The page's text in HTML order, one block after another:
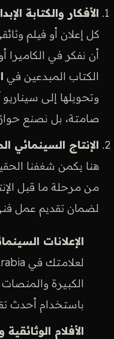
الأفكار والكتابة
كل إعلان أو فيلم
أن نفكر في الكاميرا
الكتاب المبدعين في
وتحويلها إلى
صامتة، بل نصنع
الإنتاج السينمائي
هنا يكمن شغفنا
من مرحلة ما قبل
لضمان تقديم عمل
الإعلانات
الكبيرة
باستخدام أحدث
الأفلام